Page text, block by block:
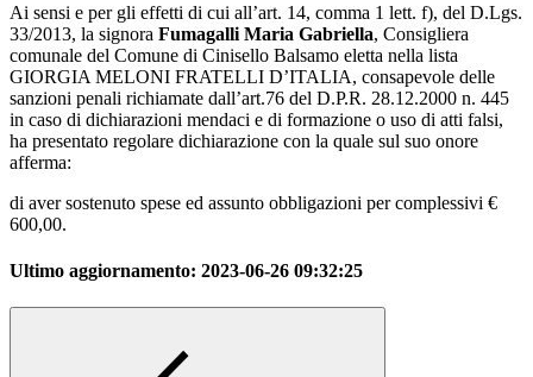
Ai sensi e per gli effetti di cui all’art. 14, comma 1 lett. f), del D.Lgs.
33/2013, la signora Fumagalli Maria Gabriella, Consigliera
comunale del Comune di Cinisello Balsamo eletta nella lista
GIORGIA MELONI FRATELLI D’ITALIA, consapevole delle
sanzioni penali richiamate dall’art.76 del D.P.R. 28.12.2000 n. 445
in caso di dichiarazioni mendaci e di formazione o uso di atti falsi,
ha presentato regolare dichiarazione con la quale sul suo onore
afferma:
di aver sostenuto spese ed assunto obbligazioni per complessivi €
600,00.
Ultimo aggiornamento: 2023-06-26 09:32:25